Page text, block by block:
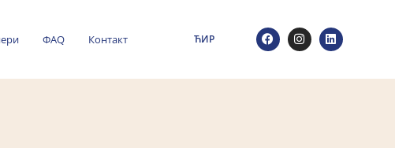
ФАQ Контакт ЋИР